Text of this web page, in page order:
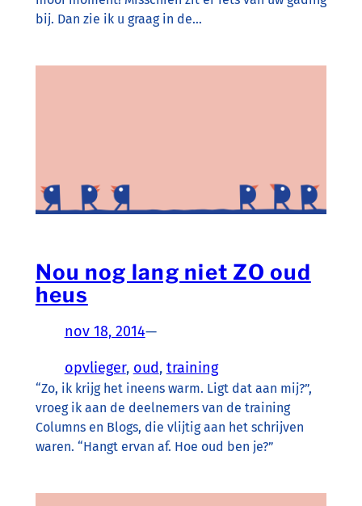
bij. Dan zie ik u graag in de…
Nou nog lang niet ZO oud
heus
nov 18, 2014—
opvlieger, oud, training
“Zo, ik krijg het ineens warm. Ligt dat aan mij?”,
vroeg ik aan de deelnemers van de training
Columns en Blogs, die vlijtig aan het schrijven
waren. “Hangt ervan af. Hoe oud ben je?”